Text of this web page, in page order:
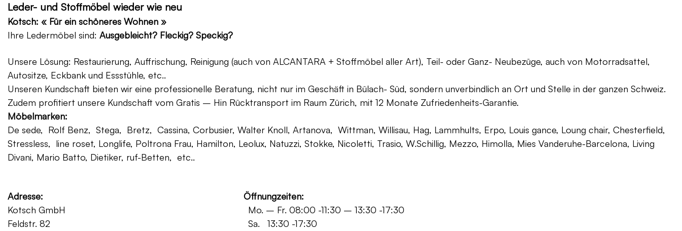
Leder- und Stoffmöbel wieder wie neu
Kotsch: « Für ein schöneres Wohnen »
Ihre Ledermöbel sind: Ausgebleicht? Fleckig? Speckig?
Unsere Lösung: Restaurierung, Auffrischung, Reinigung (auch von ALCANTARA + Stoffmöbel aller Art), Teil- oder Ganz- Neubezüge, auch von Motorradsattel,
Autositze, Eckbank und Essstühle, etc..
Unseren Kundschaft bieten wir eine professionelle Beratung, nicht nur im Geschäft in Bülach- Süd, sondern unverbindlich an Ort und Stelle in der ganzen Schweiz.
Zudem profitiert unsere Kundschaft vom Gratis – Hin Rücktransport im Raum Zürich, mit 12 Monate Zufriedenheits-Garantie.
Möbelmarken:
De sede, Rolf Benz, Stega, Bretz, Cassina, Corbusier, Walter Knoll, Artanova, Wittman, Willisau, Hag, Lammhults, Erpo, Louis gance, Loung chair, Chesterfield,
Stressless, line roset, Longlife, Poltrona Frau, Hamilton, Leolux, Natuzzi, Stokke, Nicoletti, Trasio, W.Schillig, Mezzo, Himolla, Mies Vanderuhe-Barcelona, Living
Divani, Mario Batto, Dietiker, ruf-Betten, etc..
Adresse:
Öffnungzeiten:
Kotsch GmbH Mo. – Fr. 08:00 -11:30 – 13:30 -17:30
Feldstr. 82 Sa. 13:30 -17:30